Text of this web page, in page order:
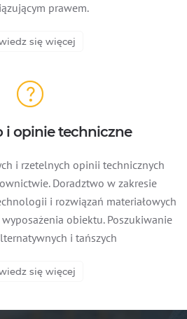
prawem.
się więcej
i opinie techniczne
i rzetelnych opinii technicznych
Doradztwo w zakresie
i rozwiązań materiałowych
obiektu. Poszukiwanie
i tańszych
się więcej